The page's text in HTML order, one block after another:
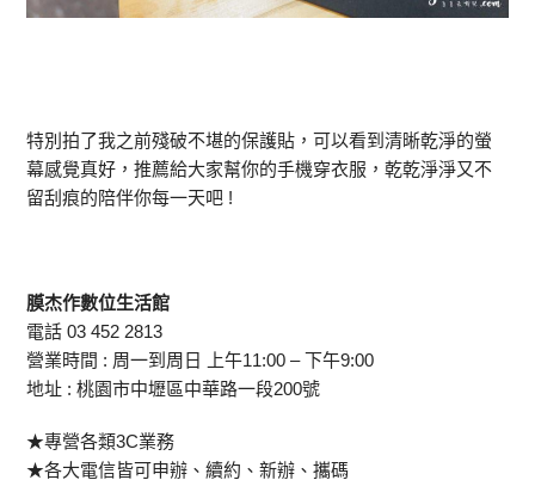
特別拍了我之前殘破不堪的保護貼，可以看到清晰乾淨的螢
幕感覺真好，推薦給大家幫你的手機穿衣服，乾乾淨淨又不
留刮痕的陪伴你每一天吧 !
膜杰作數位生活館
電話 03 452 2813
營業時間 : 周一到周日 上午11:00 – 下午9:00
地址 : 桃園市中壢區中華路一段200號
★專營各類3C業務
★各大電信皆可申辦、續約、新辦、攜碼